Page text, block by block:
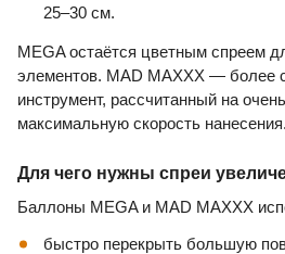
25–30 см.
MEGA остаётся цветным спреем
элементов. MAD MAXXX — более
инструмент, рассчитанный на
максимальную скорость нанесения.
Для чего нужны спреи
Баллоны MEGA и MAD MAXXX
быстро перекрыть большую